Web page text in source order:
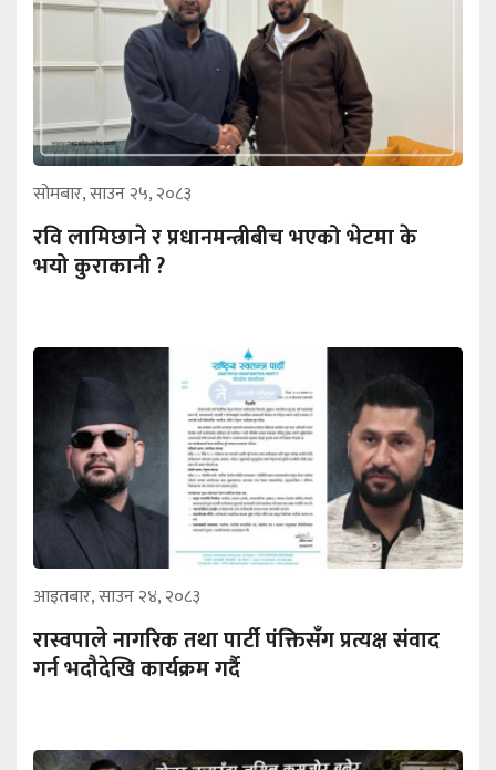
सोमबार, साउन २५, २०८३
रवि लामिछाने र प्रधानमन्त्रीबीच भएको भेटमा के
भयो कुराकानी ?
आइतबार, साउन २४, २०८३
रास्वपाले नागरिक तथा पार्टी पंक्तिसँग प्रत्यक्ष संवाद
गर्न भदौदेखि कार्यक्रम गर्दै